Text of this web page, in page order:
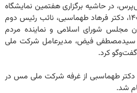
در حاشیه برگزاری هفتمین نمایشگاه
بین‌المللی ایران اکسپو ۱۴۰۴، دکتر فرهاد طهماسبی، نائب رئیس دوم
مجلس شورای اسلامی و نماینده مردم
سیدمصطفی فیض، مدیرعامل شرکت ملی
کرد.
دکتر طهماسبی از غرفه شرکت ملی مس در
شد.